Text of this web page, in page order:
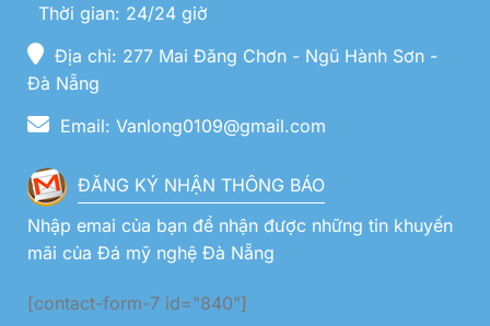
Thời gian: 24/24 giờ
Địa chỉ: 277 Mai Đăng Chơn - Ngũ Hành Sơn -
Đà Nẵng
Email: Vanlong0109@gmail.com
ĐĂNG KÝ NHẬN THÔNG BÁO
Nhập emai của bạn để nhận được những tin khuyến
mãi của Đá mỹ nghệ Đà Nẵng
[contact-form-7 id="840"]